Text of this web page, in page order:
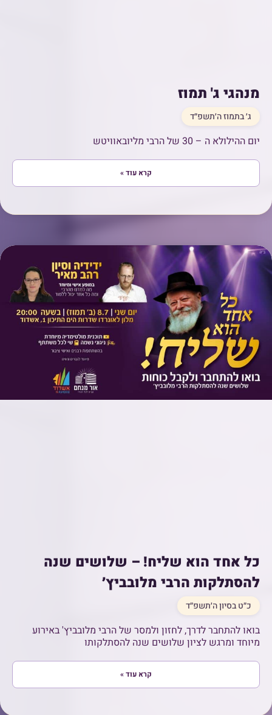
מנהגי ג' תמוז
ג׳ בתמוז ה׳תשפ״ד
יום ההילולא ה – 30 של הרבי מליובאוויטש
קרא עוד »
כל אחד הוא שליח! – שלושים שנה
להסתלקות הרבי מלובביץ׳
כ״ט בסיון ה׳תשפ״ד
בואו להתחבר לדרך, לחזון ולמסר של הרבי מלובביץ' באירוע
מיוחד ומרגש לציון שלושים שנה להסתלקותו
קרא עוד »